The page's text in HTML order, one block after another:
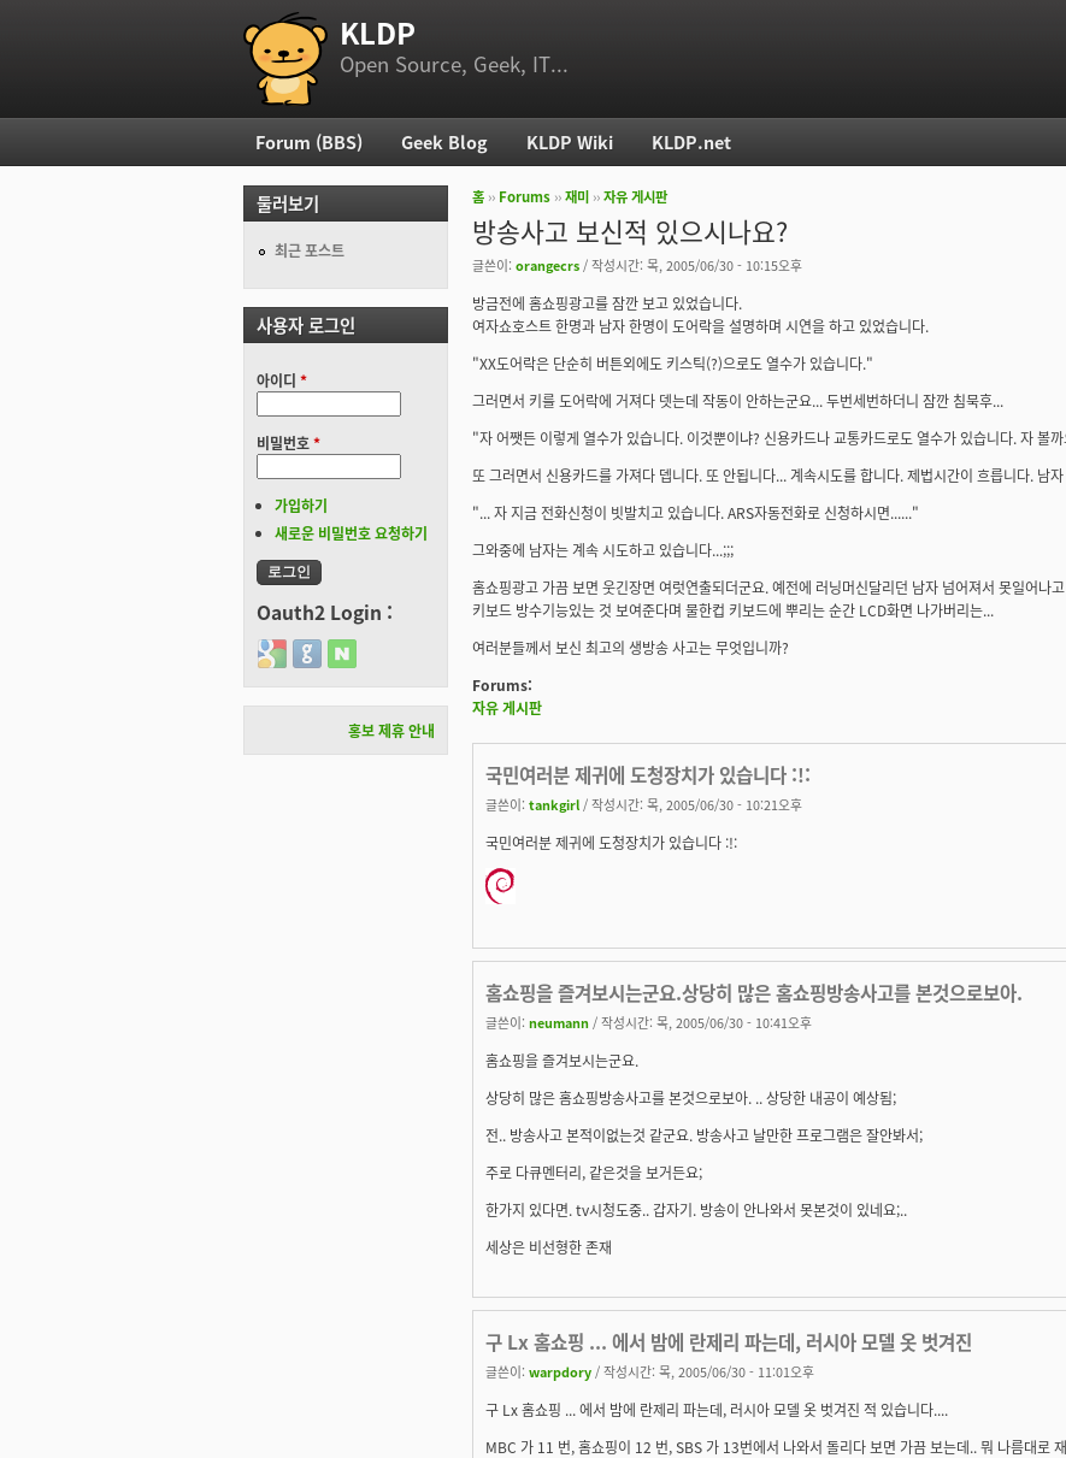
부 메뉴 KLDP
Open Source, Geek, IT...
현재 위치
홈 ›› Forums ››재미 ››자유 게시판
방송사고 보신적 있으시나요?
글쓴이: orangecrs / 작성시간: 목, 2005/06/30 - 10:15오후
방금전에 홈쇼핑광고를 잠깐 보고 있었습니다.
여자쇼호스트 한명과 남자 한명이 도어락을 설명하며 시연을 하고 있었습니다.
"XX도어락은 단순히 버튼외에도 키스틱(?)으로도 열수가 있습니다."
그러면서 키를 도어락에 거져다 뎃는데 작동이 안하는군요... 두번세번하더니 잠깐 침묵후...
"자 어쨋든 이렇게 열수가 있습니다. 이것뿐이냐? 신용카드나 교통카드로도 열수가 있습니다. 자 볼
또 그러면서 신용카드를 가져다 뎁니다. 또 안됩니다... 계속시도를 합니다. 제법시간이 흐릅니다. 남
"... 자 지금 전화신청이 빗발치고 있습니다. ARS자동전화로 신청하시면......"
그와중에 남자는 계속 시도하고 있습니다...;;;
홈쇼핑광고 가끔 보면 웃긴장면 여럿연출되더군요. 예전에 러닝머신달리던 남자 넘어져서 못일어나
키보드 방수기능있는 것 보여준다며 물한컵 키보드에 뿌리는 순간 LCD화면 나가버리는...
여러분들께서 보신 최고의 생방송 사고는 무엇입니까?
Forums:
자유 게시판
국민여러분 제귀에 도청장치가 있습니다 :!:
글쓴이: tankgirl / 작성시간: 목, 2005/06/30 - 10:21오후
국민여러분 제귀에 도청장치가 있습니다 :!:
홈쇼핑을 즐겨보시는군요.상당히 많은 홈쇼핑방송사고를 본것으로보아.
글쓴이: neumann / 작성시간: 목, 2005/06/30 - 10:41오후
홈쇼핑을 즐겨보시는군요.
상당히 많은 홈쇼핑방송사고를 본것으로보아. .. 상당한 내공이 예상됨;
전.. 방송사고 본적이없는것 같군요. 방송사고 날만한 프로그램은 잘안봐서;
주로 다큐멘터리, 같은것을 보거든요;
한가지 있다면. tv시청도중.. 갑자기. 방송이 안나와서 못본것이 있네요;..
세상은 비선형한 존재
구 Lx 홈쇼핑 ... 에서 밤에 란제리 파는데, 러시아 모델 옷 벗겨진
글쓴이: warpdory / 작성시간: 목, 2005/06/30 - 11:01오후
구 Lx 홈쇼핑 ... 에서 밤에 란제리 파는데, 러시아 모델 옷 벗겨진 적 있습니다....
MBC 가 11 번, 홈쇼핑이 12 번, SBS 가 13번에서 나와서 돌리다 보면 가끔 보는데.. 뭐 나름대로
주 메뉴
Forum (BBS) Geek Blog KLDP Wiki KLDP.net
둘러보기
최근 포스트
사용자 로그인
아이디 *
비밀번호*
가입하기
새로운 비밀번호 요청하기
Oauth2 Login :
Login with Google
Login with GitHub
Login with Naver
홍보 제휴 안내